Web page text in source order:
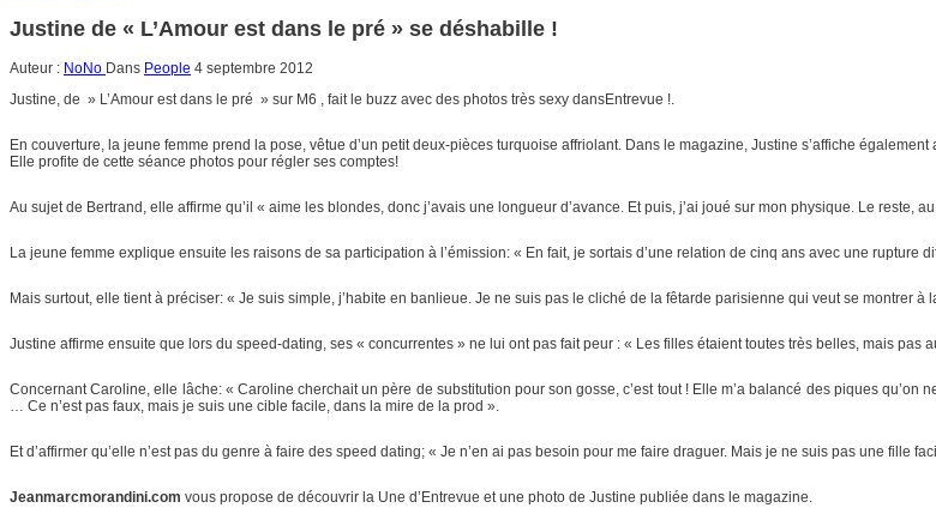
Justine de « L’Amour est dans le pré » se déshabille !
Auteur : NoNo Dans People 4 septembre 2012
Justine, de » L’Amour est dans le pré » sur M6 , fait le buzz avec des photos très sexy dansEntrevue !.
En couverture, la jeune femme prend la pose, vêtue d’un petit deux-pièces turquoise affriolant. Dans le magazine, Justine s’affiche
Elle profite de cette séance photos pour régler ses comptes!
Au sujet de Bertrand, elle affirme qu’il « aime les blondes, donc j’avais une longueur d’avance. Et puis, j’ai joué sur mon physique. Le reste, au
La jeune femme explique ensuite les raisons de sa participation à l’émission: « En fait, je sortais d’une relation de cinq ans avec une rupture
Mais surtout, elle tient à préciser: « Je suis simple, j’habite en banlieue. Je ne suis pas le cliché de la fêtarde parisienne qui veut se montrer
Justine affirme ensuite que lors du speed-dating, ses « concurrentes » ne lui ont pas fait peur : « Les filles étaient toutes très belles, mais pas
Concernant Caroline, elle lâche: « Caroline cherchait un père de substitution pour son gosse, c’est tout ! Elle m’a balancé des piques qu’on
… Ce n’est pas faux, mais je suis une cible facile, dans la mire de la prod ».
Et d’affirmer qu’elle n’est pas du genre à faire des speed dating; « Je n’en ai pas besoin pour me faire draguer. Mais je ne suis pas une fille
Jeanmarcmorandini.com vous propose de découvrir la Une d’Entrevue et une photo de Justine publiée dans le magazine.